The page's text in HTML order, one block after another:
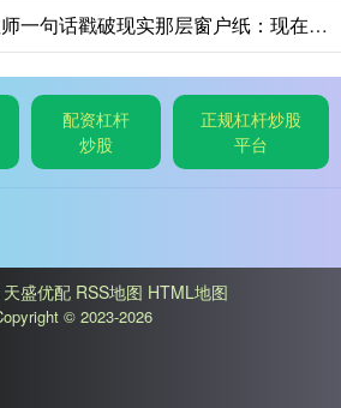
宏发证券 退休老教师一句话戳破现实那层窗户纸：现在光靠孩子自己单打独斗，想上好
配资杠杆
炒股
正规杠杆炒股
平台
天盛优配 RSS地图 HTML地图
© 2023-2026